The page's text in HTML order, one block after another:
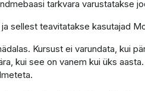
tarkvara varustatakse
sellest teavitatakse kasutajad
Kursust ei varundata, kui
kui see on vanem kui üks